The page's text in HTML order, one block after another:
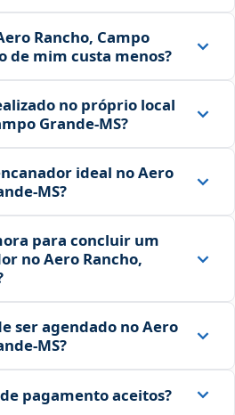
Rancho, Campo
de mim custa menos?
no próprio local
Grande‑MS?
ideal no Aero
para concluir um
no Aero Rancho,
ser agendado no Aero
pagamento aceitos?